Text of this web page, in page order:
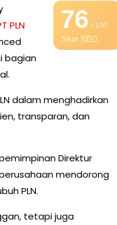
76/ 100
Skor SEO
PLN
bagian
dalam menghadirkan
transparan, dan
Direktur
mendorong
PLN.
tetapi juga